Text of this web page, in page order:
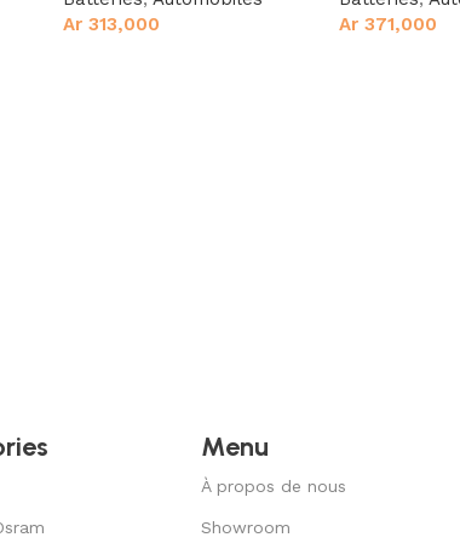
Ar 313,000
Ar 371,000
Menu
À propos de nous
Showroom